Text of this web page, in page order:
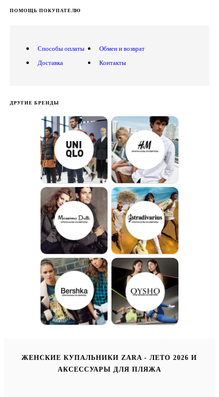
ПОМОЩЬ ПОКУПАТЕЛЮ
Способы оплаты
Доставка
Обмен и возврат
Контакты
ДРУГИЕ БРЕНДЫ
ЖЕНСКИЕ КУПАЛЬНИКИ ZARA - ЛЕТО 2026 И
АКСЕССУАРЫ ДЛЯ ПЛЯЖА